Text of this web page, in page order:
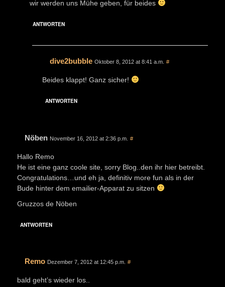
wir werden uns Mühe geben, für beides
ANTWORTEN
dive2bubble Oktober 8, 2012 at 8:41 a.m. #
Beides klappt! Ganz sicher!
ANTWORTEN
Nöben November 16, 2012 at 2:36 p.m. #
Hallo Remo
He ist eine ganz coole site, sorry Blog..den ihr hier betreibt.
Congratulations…und eh ja, definitiv more fun als in der
Bude hinter dem emailier-Apparat zu sitzen
Gruzzos de Nöben
ANTWORTEN
Remo Dezember 7, 2012 at 12:45 p.m. #
bald geht’s wieder los..